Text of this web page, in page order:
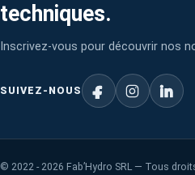
techniques.
Inscrivez-vous pour découvrir nos
SUIVEZ-NOUS
© 2022 - 2026 Fab’Hydro SRL — Tous